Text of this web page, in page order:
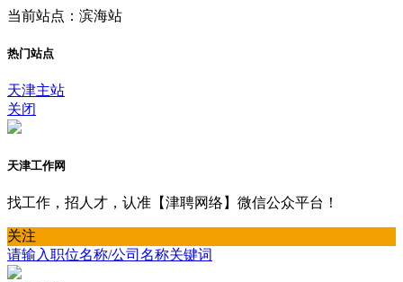
当前站点：滨海站
热门站点
天津主站
关闭
天津工作网
找工作，招人才，认准【津聘网络】微信公众平台！
关注
请输入职位名称/公司名称关键词